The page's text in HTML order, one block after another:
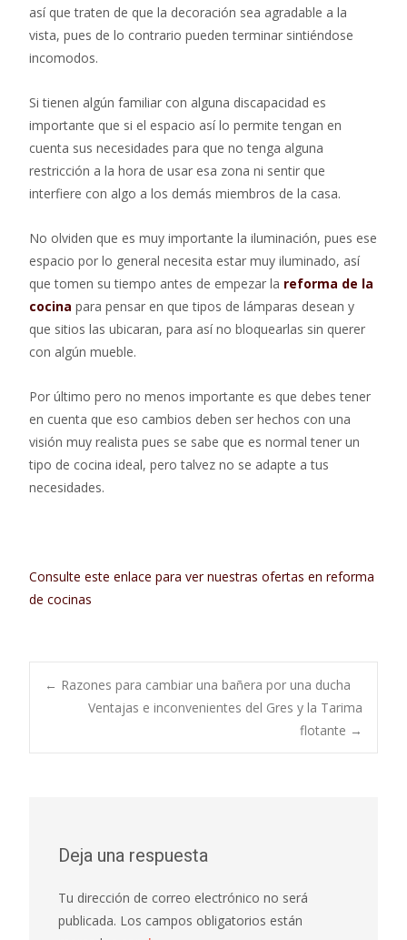
así que traten de que la decoración sea agradable a la
vista, pues de lo contrario pueden terminar sintiéndose
incomodos.
Si tienen algún familiar con alguna discapacidad es
importante que si el espacio así lo permite tengan en
cuenta sus necesidades para que no tenga alguna
restricción a la hora de usar esa zona ni sentir que
interfiere con algo a los demás miembros de la casa.
No olviden que es muy importante la iluminación, pues ese
espacio por lo general necesita estar muy iluminado, así
que tomen su tiempo antes de empezar la reforma de la
cocina para pensar en que tipos de lámparas desean y
que sitios las ubicaran, para así no bloquearlas sin querer
con algún mueble.
Por último pero no menos importante es que debes tener
en cuenta que eso cambios deben ser hechos con una
visión muy realista pues se sabe que es normal tener un
tipo de cocina ideal, pero talvez no se adapte a tus
necesidades.
Consulte este enlace para ver nuestras ofertas en reforma
de cocinas
Navegación
de
← Razones para cambiar una bañera por una ducha
Ventajas e inconvenientes del Gres y la Tarima
flotante →
Deja una respuesta
Tu dirección de correo electrónico no será
publicada. Los campos obligatorios están